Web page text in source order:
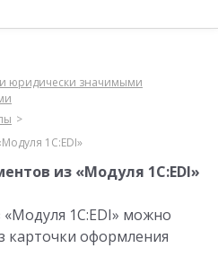
юридически значимыми
1С:EDI»
из «Модуля 1С:EDI»
1С:EDI» можно
карточки оформления